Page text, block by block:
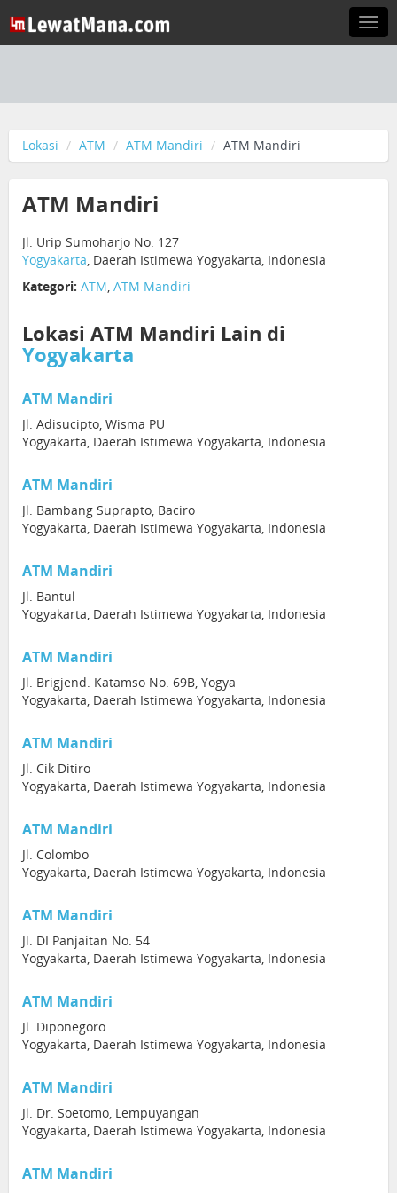
Lokasi ATM ATM Mandiri ATM Mandiri
ATM Mandiri
Jl. Urip Sumoharjo No. 127
Yogyakarta, Daerah Istimewa Yogyakarta, Indonesia
Kategori: ATM, ATM Mandiri
Lokasi ATM Mandiri Lain di
Yogyakarta
ATM Mandiri
Jl. Adisucipto, Wisma PU
Yogyakarta, Daerah Istimewa Yogyakarta, Indonesia
ATM Mandiri
Jl. Bambang Suprapto, Baciro
Yogyakarta, Daerah Istimewa Yogyakarta, Indonesia
ATM Mandiri
Jl. Bantul
Yogyakarta, Daerah Istimewa Yogyakarta, Indonesia
ATM Mandiri
Jl. Brigjend. Katamso No. 69B, Yogya
Yogyakarta, Daerah Istimewa Yogyakarta, Indonesia
ATM Mandiri
Jl. Cik Ditiro
Yogyakarta, Daerah Istimewa Yogyakarta, Indonesia
ATM Mandiri
Jl. Colombo
Yogyakarta, Daerah Istimewa Yogyakarta, Indonesia
ATM Mandiri
Jl. DI Panjaitan No. 54
Yogyakarta, Daerah Istimewa Yogyakarta, Indonesia
ATM Mandiri
Jl. Diponegoro
Yogyakarta, Daerah Istimewa Yogyakarta, Indonesia
ATM Mandiri
Jl. Dr. Soetomo, Lempuyangan
Yogyakarta, Daerah Istimewa Yogyakarta, Indonesia
ATM Mandiri